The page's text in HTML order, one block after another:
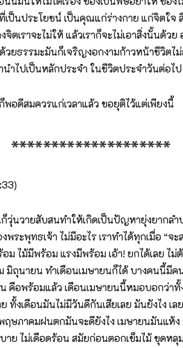
เป็นประโยชน์ เป็นคุณแก่ร่างกาย แก่จิตใจ
จิตเราจะไม่ให้ แล้วเราก็จะไม่เอาสิ่งนั้นด้ว
วยธรรมะมันก็เจริญงอกงามก้าวหน้าชีวิตไ
นำไปเป็นหลักประจำ ในชีวิตประจำวันต่อไป
มควรแก่เวลาแล้ว ขอยุติไว้แต่เพียงนี้
********************
ายสับสนทำให้เกิดเป็นปัญหายุ่งยากลำบ
พระพุทธเจ้า ไม่มีอะไร เราทำได้ทุกเมื่อ “จะ
อม ไม้มีพร้อม แรงมีพร้อม เอ้า! ยกได้เลย ไม่
มิถุนายน ทำเดือนเมษายนก็ได้ บางคนนี้มีค
คือพร้อมแล้ว เดือนเมษายนนี้หมอบอกว่าทั้
ทั้งเดือนมันไม่มีวันดีกันเสียเลย มันยังไง เ
ฤษภาคมฝนตกมันจะดียังไง เมษายนมันแห้
าย ไม่เดือดร้อน สมัยก่อนตอกเข็มไม้ ขุดหลุ